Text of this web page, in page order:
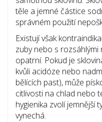
těle a jemné částice
správném použití
Existují však
zuby nebo s rozsáhlými
opatrní. Pokud je
kvůli acidóze nebo
bělících past), může
citlivosti na chlad nebo
hygienika zvolí jemnější
vynechá.